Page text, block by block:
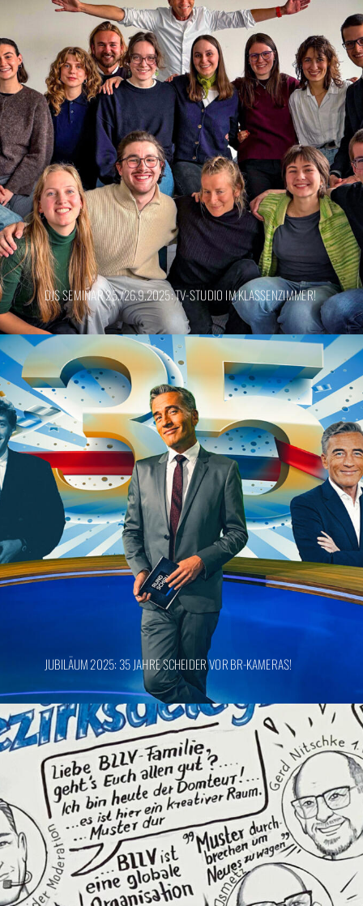
DJS SEMINAR 25./26.9.2025: TV-STUDIO IM KLASSENZIMMER!
JUBILÄUM 2025: 35 JAHRE SCHEIDER VOR BR-KAMERAS!